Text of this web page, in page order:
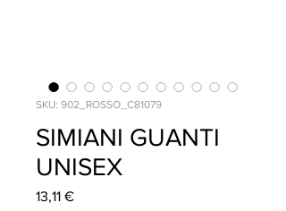
SKU: 902_ROSSO_C81079
SIMIANI GUANTI
UNISEX
13,11 €Prezzo